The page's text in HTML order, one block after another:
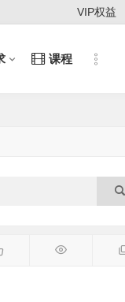
VIP权益
课程